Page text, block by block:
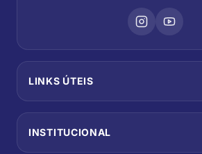
LINKS ÚTEIS
INSTITUCIONAL